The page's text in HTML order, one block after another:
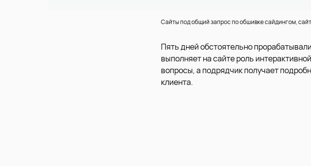
Сайты под общий запрос по обшивке сайдингом,
Пять дней обстоятельно
выполняет на сайте роль
вопросы, а подрядчик получает
клиента.